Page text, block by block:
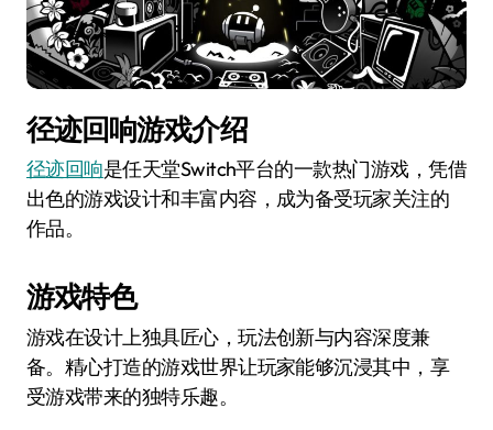
径迹回响游戏介绍
径迹回响是任天堂Switch平台的一款热门游戏，凭借
出色的游戏设计和丰富内容，成为备受玩家关注的
作品。
游戏特色
游戏在设计上独具匠心，玩法创新与内容深度兼
备。精心打造的游戏世界让玩家能够沉浸其中，享
受游戏带来的独特乐趣。